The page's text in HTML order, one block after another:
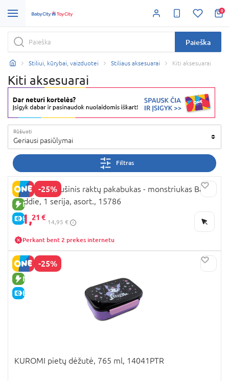
0
Paieška
Stiliui, kūrybai, vaizduotei Stiliaus aksesuarai Kiti aksesuarai
Kiti aksesuarai
Rūšiuoti
Geriausi pasiūlymai
Filtras
-25%
NAUJA PREKĖ
E-KAINA
FUGGLER pliušinis raktų pakabukas - monstriukas Baby
Baddie, 1 serija, asort., 15786
11,21 €
14,95 €
Perkant bent 2 prekes internetu
-25%
NAUJA PREKĖ
E-KAINA
KUROMI pietų dėžutė, 765 ml, 14041PTR